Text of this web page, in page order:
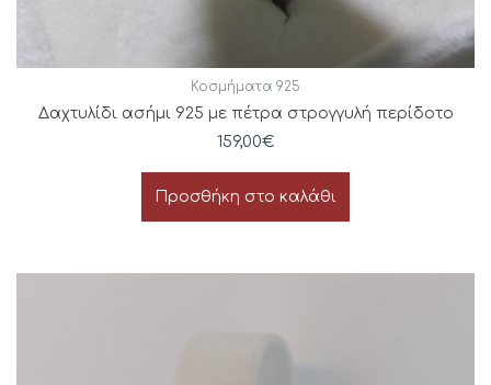
Κοσμήματα 925
Δαχτυλίδι ασήμι 925 με πέτρα στρογγυλή περίδοτο
159,00€
Προσθήκη στο καλάθι